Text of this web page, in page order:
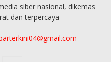
siber nasional, dikemas
dan terpercaya